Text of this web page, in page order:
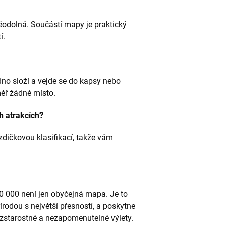
Součástí mapy je praktický
složí a vejde se do kapsy nebo
žádné místo.
atrakcích?
klasifikací, takže vám
000 není jen obyčejná mapa. Je to
s největší přesností, a poskytne
a nezapomenutelné výlety.